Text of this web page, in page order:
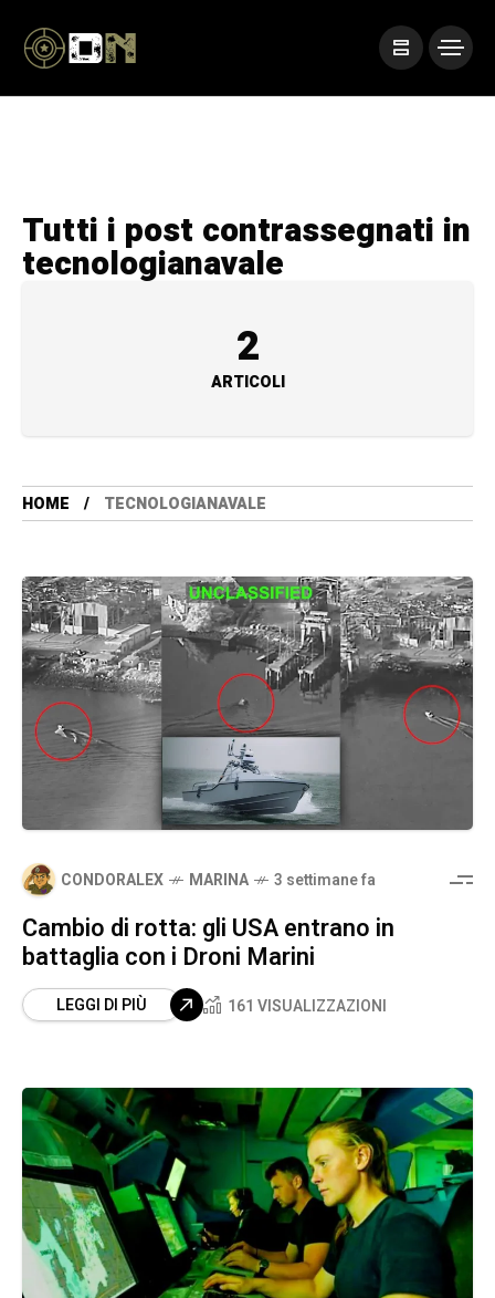
Tutti i post contrassegnati in
tecnologianavale
2
ARTICOLI
HOME TECNOLOGIANAVALE
CONDORALEX MARINA 3 settimane fa
Cambio di rotta: gli USA entrano in
battaglia con i Droni Marini
LEGGI DI PIÙ 161 VISUALIZZAZIONI